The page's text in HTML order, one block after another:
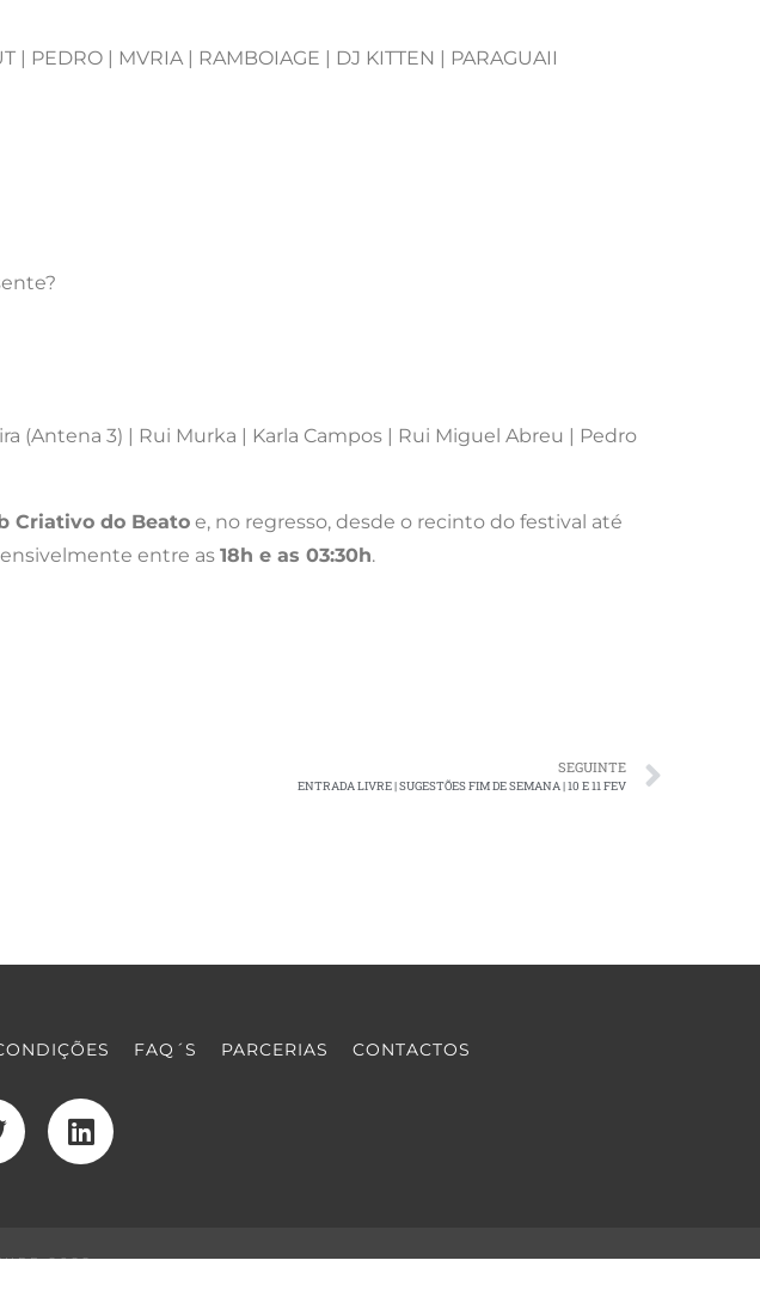
| PEDRO | MVRIA | RAMBOIAGE | DJ KITTEN | PARAGUAII
(Antena 3) | Rui Murka | Karla Campos | Rui Miguel Abreu | Pedro
Criativo do Beato e, no regresso, desde o recinto do festival até
entre as 18h e as 03:30h.
SEGUINTE
ENTRADA LIVRE | SUGESTÕES FIM DE SEMANA | 10 E 11 FEV
FAQ´S PARCERIAS CONTACTOS
2022